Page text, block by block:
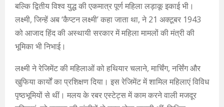
बल्कि द्वितीय विश्व युद्ध की एकमात्र पूर्ण महिला लड़ाकू इकाई भी।
लक्ष्मी, जिन्हें अब ‘कैप्टन लक्ष्मी’ कहा जाता था, ने 21 अक्टूबर 1943
को आजाद हिंद की अस्थायी सरकार में महिला मामलों की मंत्री की
भूमिका भी निभाई।
लक्ष्मी ने रेजिमेंट की महिलाओं को हथियार चलाने, मार्चिंग, नर्सिंग और
खुफिया कार्यों का प्रशिक्षण दिया। इस रेजिमेंट में शामिल महिलाएं विविध
पृष्ठभूमियों से थीं। मलय के रबर एस्टेट्स में काम करने वाली मजदूर